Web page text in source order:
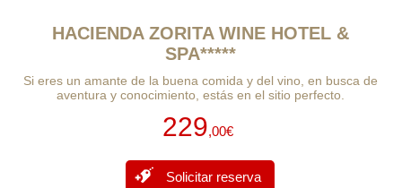
HACIENDA ZORITA WINE HOTEL &
SPA*****
Si eres un amante de la buena comida y del vino, en busca de
aventura y conocimiento, estás en el sitio perfecto.
229,00€
Solicitar reserva